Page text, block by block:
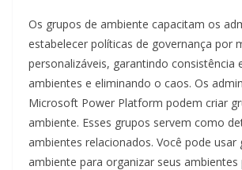
Os grupos de ambiente capacitam os
estabelecer políticas de governança por
personalizáveis, garantindo consistência
ambientes e eliminando o caos. Os
Microsoft Power Platform podem criar
ambiente. Esses grupos servem como
ambientes relacionados. Você pode usar
ambiente para organizar seus ambientes